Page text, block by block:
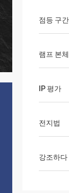
매우 아코
우리의 필
점등 구
램프 본
IP 평가
전지법
강조하다